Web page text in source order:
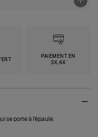
PAIEMENT EN
3X,4X
se porte à l'épaule.